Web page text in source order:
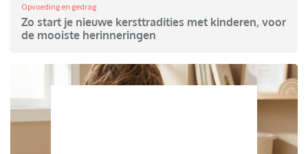
Opvoeding en gedrag
Zo start je nieuwe kersttradities met kinderen, voor
de mooiste herinneringen